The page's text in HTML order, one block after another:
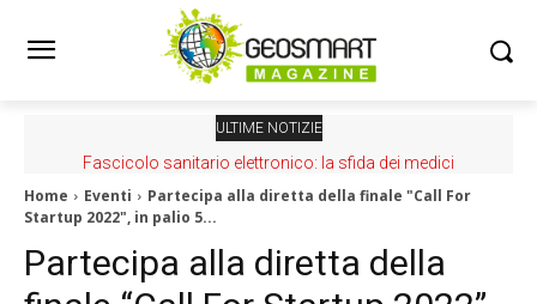
ULTIME NOTIZIE
Fascicolo sanitario elettronico: la sfida dei medici
Home Eventi
Partecipa alla diretta della finale "Call For
Startup 2022", in palio 5...
Partecipa alla diretta della